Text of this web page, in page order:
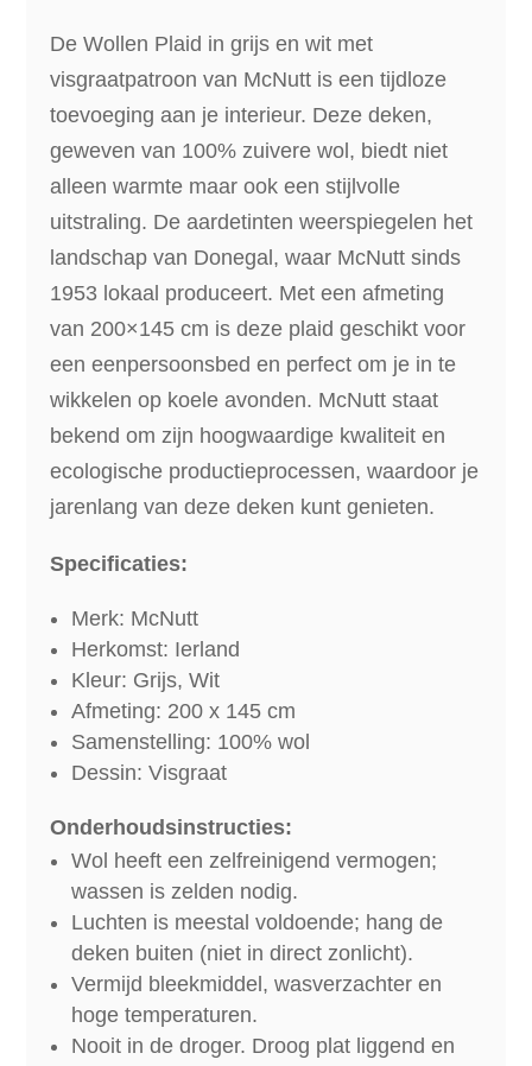
De Wollen Plaid in grijs en wit met
visgraatpatroon van McNutt is een tijdloze
toevoeging aan je interieur. Deze deken,
geweven van 100% zuivere wol, biedt niet
alleen warmte maar ook een stijlvolle
uitstraling. De aardetinten weerspiegelen het
landschap van Donegal, waar McNutt sinds
1953 lokaal produceert. Met een afmeting
van 200×145 cm is deze plaid geschikt voor
een eenpersoonsbed en perfect om je in te
wikkelen op koele avonden. McNutt staat
bekend om zijn hoogwaardige kwaliteit en
ecologische productieprocessen, waardoor je
jarenlang van deze deken kunt genieten.
Specificaties:
Merk: McNutt
Herkomst: Ierland
Kleur: Grijs, Wit
Afmeting: 200 x 145 cm
Samenstelling: 100% wol
Dessin: Visgraat
Onderhoudsinstructies:
Wol heeft een zelfreinigend vermogen;
wassen is zelden nodig.
Luchten is meestal voldoende; hang de
deken buiten (niet in direct zonlicht).
Vermijd bleekmiddel, wasverzachter en
hoge temperaturen.
Nooit in de droger. Droog plat liggend en